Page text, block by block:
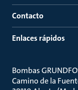
Contacto
Enlaces rápidos
Bombas
Camino de la